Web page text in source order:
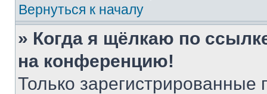
Вернуться к началу
» Когда я щёлкаю по
на конференцию!
Только зарегистрированные